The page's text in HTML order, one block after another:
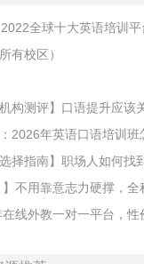
有校区）
构测评】口语提升应该